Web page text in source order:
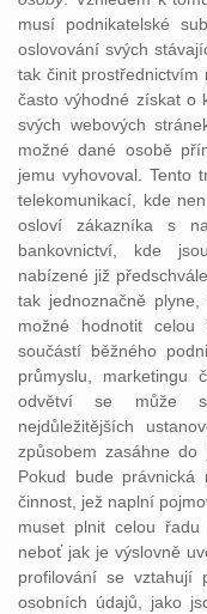
musí podnikatelské
oslovování svých
tak činit
často výhodné získat o
svých webových
možné dané osobě
jemu vyhovoval. Tento
telekomunikací, kde
osloví zákazníka s
bankovnictví, kde
nabízené již
tak jednoznačně
možné hodnotit
součástí běžného
průmyslu, marketingu
odvětví se může
nejdůležitějších
způsobem zasáhne do
Pokud bude právnická
činnost, jež naplní
muset plnit celou řadu
neboť jak je výslovně
profilování se vztahují
osobních údajů, jako